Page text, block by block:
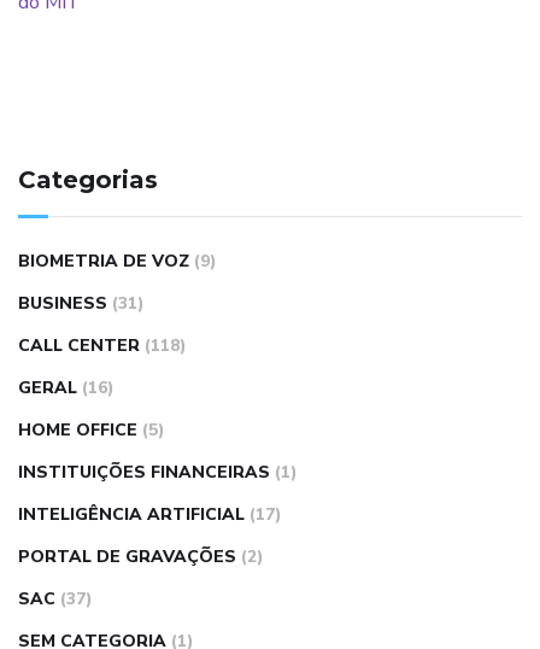
Categorias
BIOMETRIA DE VOZ (9)
BUSINESS (31)
CALL CENTER (118)
GERAL (16)
HOME OFFICE (5)
INSTITUIÇÕES FINANCEIRAS (1)
INTELIGÊNCIA ARTIFICIAL (17)
PORTAL DE GRAVAÇÕES (2)
SAC (37)
SEM CATEGORIA (1)